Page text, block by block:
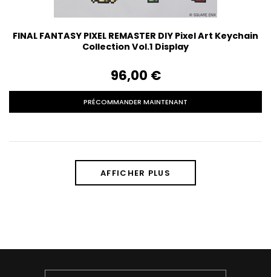
FINAL FANTASY PIXEL REMASTER DIY Pixel Art Keychain
Collection Vol.1 Display
96,00‎ ‎€
PRÉCOMMANDER MAINTENANT
AFFICHER PLUS